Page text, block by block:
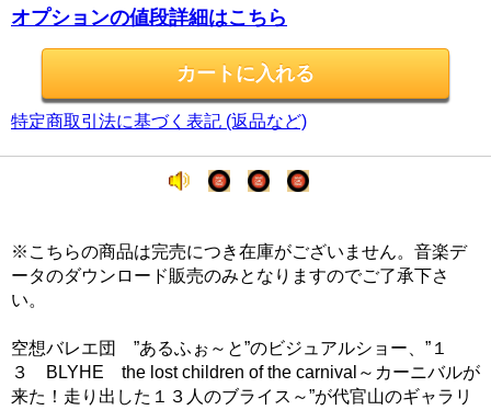
オプションの値段詳細はこちら
特定商取引法に基づく表記 (返品など)
※こちらの商品は完売につき在庫がございません。音楽デ
ータのダウンロード販売のみとなりますのでご了承下さ
い。
空想バレエ団 ”あるふぉ～と”のビジュアルショー、”１
３ BLYHE the lost children of the carnival～カーニバルが
来た！走り出した１３人のブライス～”が代官山のギャラリ